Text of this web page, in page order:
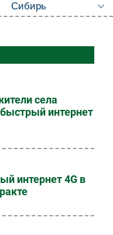
села
интернет
интернет 4G в